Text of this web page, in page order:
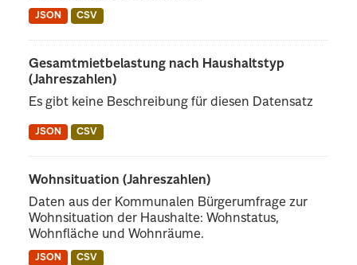
JSON CSV
Gesamtmietbelastung nach Haushaltstyp
(Jahreszahlen)
Es gibt keine Beschreibung für diesen Datensatz
JSON CSV
Wohnsituation (Jahreszahlen)
Daten aus der Kommunalen Bürgerumfrage zur
Wohnsituation der Haushalte: Wohnstatus,
Wohnfläche und Wohnräume.
JSON CSV